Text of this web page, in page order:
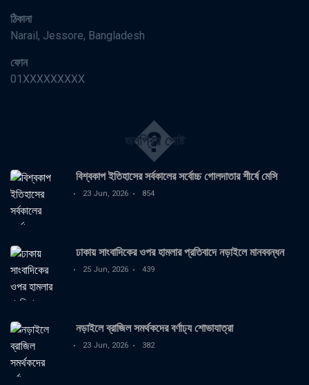
ঠিকানা
Narail, Jessore, Bangladesh
ফোন
01XXXXXXXXX
জনপ্রিয় পোষ্ট
�
বিশ্বকাপ ইতিহাসের সর্বকালের সর্বোচ্চ গোলদাতার শীর্ষে মেসি
23 Jun, 2026 854
ঢাকায় সাংবাদিকের ওপর হামলার প্রতিবাদে নড়াইলে মানববন্ধন
25 Jun, 2026 439
নড়াইলে ব্রাজিল সমর্থকদের বর্ণাঢ্য শোভাযাত্রা
23 Jun, 2026 382